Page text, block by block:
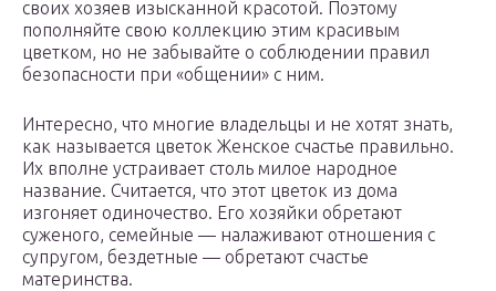
своих хозяев изысканной красотой. Поэтому
пополняйте свою коллекцию этим красивым
цветком, но не забывайте о соблюдении правил
безопасности при «общении» с ним.
Интересно, что многие владельцы и не хотят знать,
как называется цветок Женское счастье правильно.
Их вполне устраивает столь милое народное
название. Считается, что этот цветок из дома
изгоняет одиночество. Его хозяйки обретают
суженого, семейные — налаживают отношения с
супругом, бездетные — обретают счастье
материнства.